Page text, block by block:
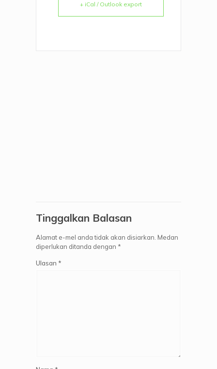
+ iCal / Outlook export
Tinggalkan Balasan
Alamat e-mel anda tidak akan disiarkan. Medan
diperlukan ditanda dengan *
Ulasan *